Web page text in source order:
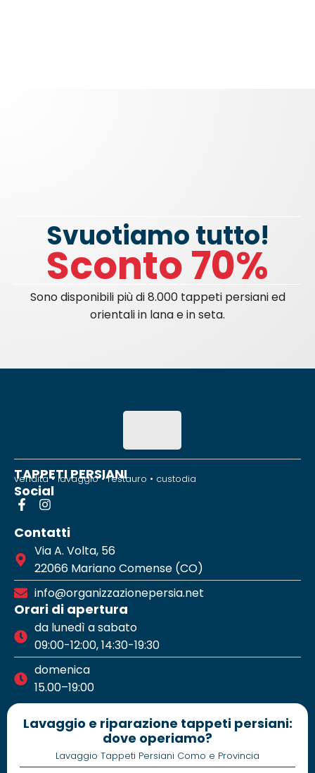
Svuotiamo tutto!
Sconto 70%
Sono disponibili più di 8.000 tappeti persiani ed
orientali in lana e in seta.
TAPPETI PERSIANI
vendita • lavaggio • restauro • custodia
Social
Contatti
Via A. Volta, 56
22066 Mariano Comense (CO)
info@organizzazionepersia.net
Orari di apertura
da lunedì a sabato
09:00-12:00, 14:30-19:30
domenica
15.00–19:00
Lavaggio e riparazione tappeti persiani:
dove operiamo?
Lavaggio Tappeti Persiani Como e Provincia